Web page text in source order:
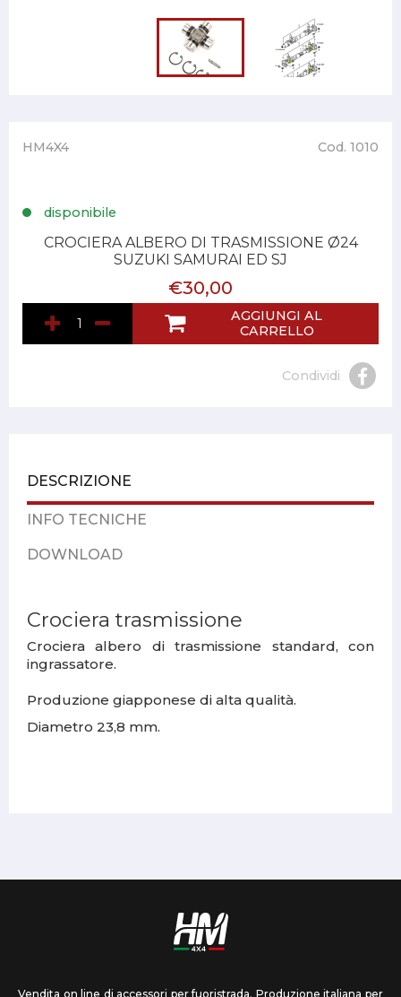
HM4X4 Cod. 1010
disponibile
CROCIERA ALBERO DI TRASMISSIONE Ø24
SUZUKI SAMURAI ED SJ
€30,00
AGGIUNGI AL
CARRELLO
Condividi
DESCRIZIONE
INFO TECNICHE
DOWNLOAD
Crociera trasmissione
Crociera albero di trasmissione standard, con
ingrassatore.
Produzione giapponese di alta qualità.
Diametro 23,8 mm.
Vendita on line di accessori per fuoristrada. Produzione italiana per